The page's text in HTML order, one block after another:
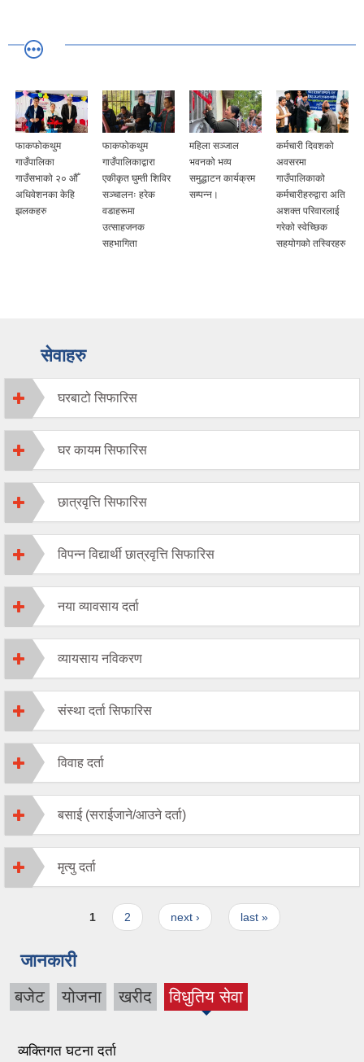
फाकफोकथुम
गाउँपालिका
गाउँसभाको २० औँ
अधिवेशनका केहि
झलकहरु
फाकफोकथुम
गाउँपालिकाद्वारा
एकीकृत घुम्ती शिविर
सञ्चालनः हरेक
वडाहरूमा
उत्साहजनक
सहभागिता
महिला सञ्जाल
भवनको भव्य
समुद्धाटन कार्यक्रम
सम्पन्न।
कर्मचारी दिवशको
अवसरमा
गाउँपालिकाको
कर्मचारीहरुद्वारा अति
अशक्त परिवारलाई
गरेको स्वेच्छिक
सहयोगको तस्विरहरु
सेवाहरु
घरबाटो सिफारिस
घर कायम सिफारिस
छात्रवृत्ति सिफारिस
विपन्न विद्यार्थी छात्रवृत्ति सिफारिस
नया व्यावसाय दर्ता
व्यायसाय नविकरण
संस्था दर्ता सिफारिस
विवाह दर्ता
बसाई (सराईजाने/आउने दर्ता)
मृत्यु दर्ता
1 2 next › last »
जानकारी
बजेट योजना खरीद विधुतिय सेवा
(active
व्यक्तिगत घटना दर्ता